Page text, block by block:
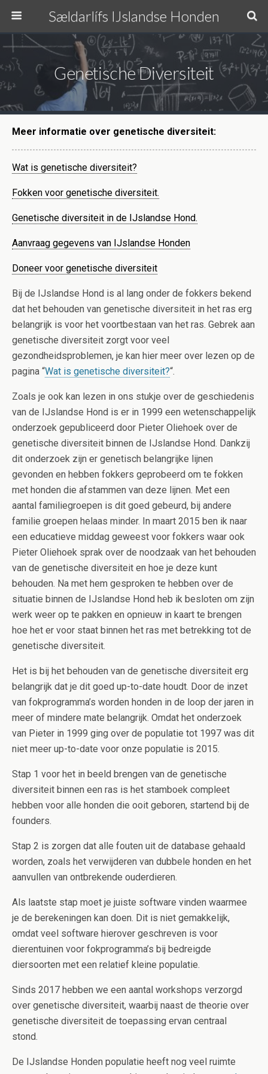
Sældarlífs IJslandse Honden
Genetische Diversiteit
Meer informatie over genetische diversiteit:
Wat is genetische diversiteit?
Fokken voor genetische diversiteit.
Genetische diversiteit in de IJslandse Hond.
Aanvraag gegevens van IJslandse Honden
Doneer voor genetische diversiteit
Bij de IJslandse Hond is al lang onder de fokkers bekend
dat het behouden van genetische diversiteit in het ras erg
belangrijk is voor het voortbestaan van het ras. Gebrek aan
genetische diversiteit zorgt voor veel
gezondheidsproblemen, je kan hier meer over lezen op de
pagina “Wat is genetische diversiteit?“.
Zoals je ook kan lezen in ons stukje over de geschiedenis
van de IJslandse Hond is er in 1999 een wetenschappelijk
onderzoek gepubliceerd door Pieter Oliehoek over de
genetische diversiteit binnen de IJslandse Hond. Dankzij
dit onderzoek zijn er genetisch belangrijke lijnen
gevonden en hebben fokkers geprobeerd om te fokken
met honden die afstammen van deze lijnen. Met een
aantal familiegroepen is dit goed gebeurd, bij andere
familie groepen helaas minder. In maart 2015 ben ik naar
een educatieve middag geweest voor fokkers waar ook
Pieter Oliehoek sprak over de noodzaak van het behouden
van de genetische diversiteit en hoe je deze kunt
behouden. Na met hem gesproken te hebben over de
situatie binnen de IJslandse Hond heb ik besloten om zijn
werk weer op te pakken en opnieuw in kaart te brengen
hoe het er voor staat binnen het ras met betrekking tot de
genetische diversiteit.
Het is bij het behouden van de genetische diversiteit erg
belangrijk dat je dit goed up-to-date houdt. Door de inzet
van fokprogramma’s worden honden in de loop der jaren in
meer of mindere mate belangrijk. Omdat het onderzoek
van Pieter in 1999 ging over de populatie tot 1997 was dit
niet meer up-to-date voor onze populatie is 2015.
Stap 1 voor het in beeld brengen van de genetische
diversiteit binnen een ras is het stamboek compleet
hebben voor alle honden die ooit geboren, startend bij de
founders.
Stap 2 is zorgen dat alle fouten uit de database gehaald
worden, zoals het verwijderen van dubbele honden en het
aanvullen van ontbrekende ouderdieren.
Als laatste stap moet je juiste software vinden waarmee
je de berekeningen kan doen. Dit is niet gemakkelijk,
omdat veel software hierover geschreven is voor
dierentuinen voor fokprogramma’s bij bedreigde
diersoorten met een relatief kleine populatie.
Sinds 2017 hebben we een aantal workshops verzorgd
over genetische diversiteit, waarbij naast de theorie over
genetische diversiteit de toepassing ervan centraal
stond.
De IJslandse Honden populatie heeft nog veel ruimte